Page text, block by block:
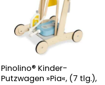
Pinolino® Kinder-
Putzwagen »Pia«, (7 tlg.),